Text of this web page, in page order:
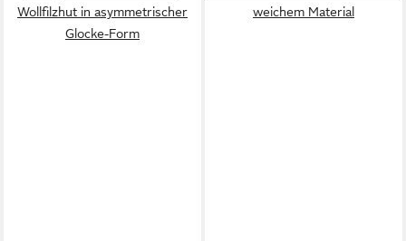
Wollfilzhut in asymmetrischer
Glocke-Form
weichem Material